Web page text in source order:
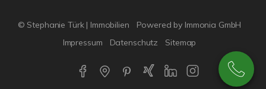
© Stephanie Türk | Immobilien
Powered by Immonia GmbH
Impressum
Datenschutz Sitemap